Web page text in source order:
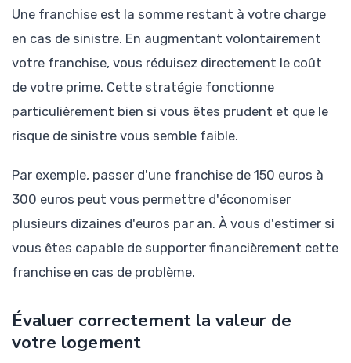
Une franchise est la somme restant à votre charge
en cas de sinistre. En augmentant volontairement
votre franchise, vous réduisez directement le coût
de votre prime. Cette stratégie fonctionne
particulièrement bien si vous êtes prudent et que le
risque de sinistre vous semble faible.
Par exemple, passer d'une franchise de 150 euros à
300 euros peut vous permettre d'économiser
plusieurs dizaines d'euros par an. À vous d'estimer si
vous êtes capable de supporter financièrement cette
franchise en cas de problème.
Évaluer correctement la valeur de
votre logement